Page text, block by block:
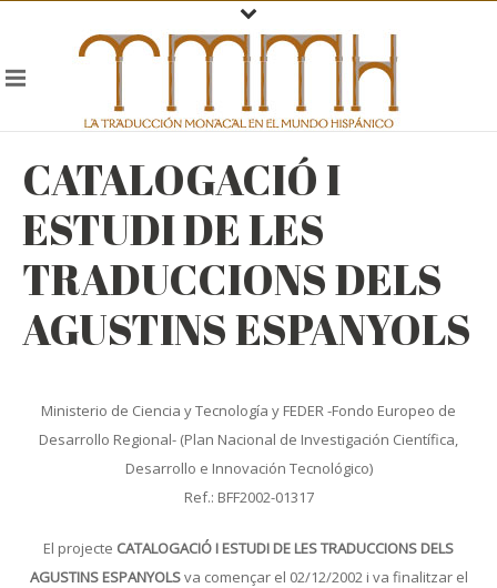
CATALOGACIÓ I
ESTUDI DE LES
TRADUCCIONS DELS
AGUSTINS ESPANYOLS
Ministerio de Ciencia y Tecnología y FEDER -Fondo Europeo de
Desarrollo Regional- (Plan Nacional de Investigación Científica,
Desarrollo e Innovación Tecnológico)
Ref.: BFF2002-01317
El projecte CATALOGACIÓ I ESTUDI DE LES TRADUCCIONS DELS
AGUSTINS ESPANYOLSva començar el 02/12/2002 i va finalitzar el